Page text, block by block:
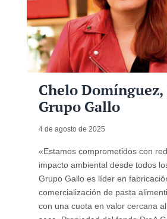
Chelo Domínguez,
Grupo Gallo
4 de agosto de 2025
«Estamos comprometidos con
impacto ambiental desde todos
Grupo Gallo es líder en
comercialización de pasta
con una cuota en valor cercana